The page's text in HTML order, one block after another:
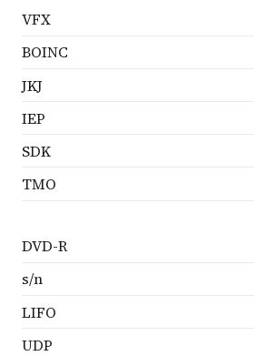
VFX
BOINC
JKJ
IEP
SDK
TMO
DVD-R
s/n
LIFO
UDP